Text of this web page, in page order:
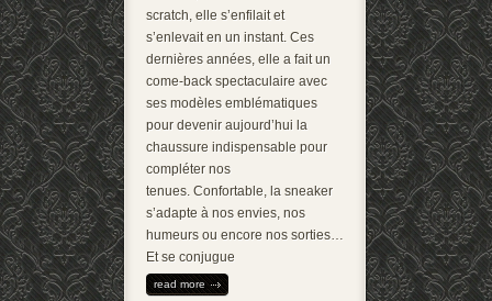
scratch, elle s’enfilait et
s’enlevait en un instant. Ces
dernières années, elle a fait un
come-back spectaculaire avec
ses modèles emblématiques
pour devenir aujourd’hui la
chaussure indispensable pour
compléter nos
tenues. Confortable, la sneaker
s’adapte à nos envies, nos
humeurs ou encore nos sorties…
Et se conjugue
read more